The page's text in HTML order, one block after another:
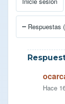
Respuestas
Hace